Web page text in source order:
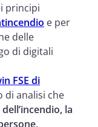
principi
e per
delle
di digitali
FSE di
di analisi che
la